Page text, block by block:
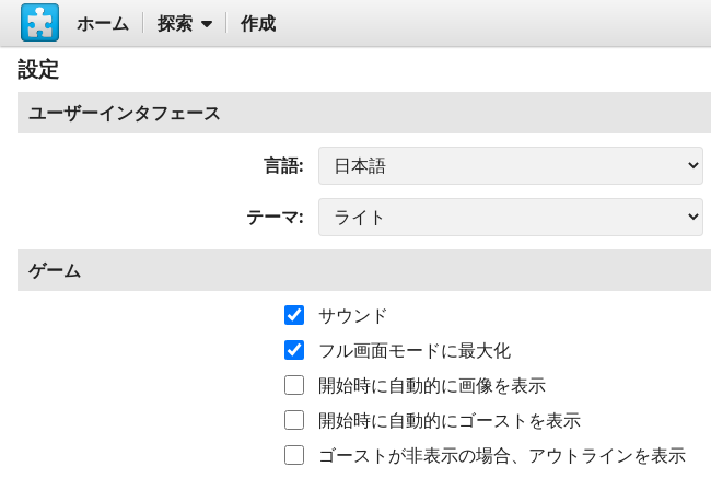
ホーム 探索 作成
設定
ユーザーインタフェース
言語
テーマ
ゲーム
サウンド
フル画面モードに最大化
開始時に自動的に画像を表示
開始時に自動的にゴーストを表示
ゴーストが非表示の場合、アウトラインを表示